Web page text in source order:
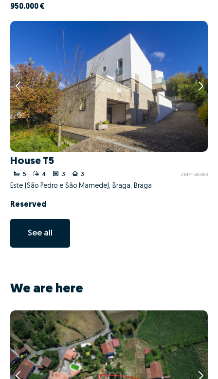
950.000 €
House T5
5 4 3 3 ZMPT580368
Este (São Pedro e São Mamede), Braga, Braga
Reserved
See all
We are here